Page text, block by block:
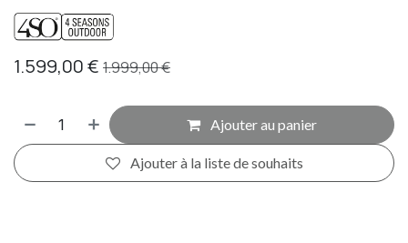
1.599,00€ 1.999,00€
Ajouter au panier
Ajouter à la liste de souhaits